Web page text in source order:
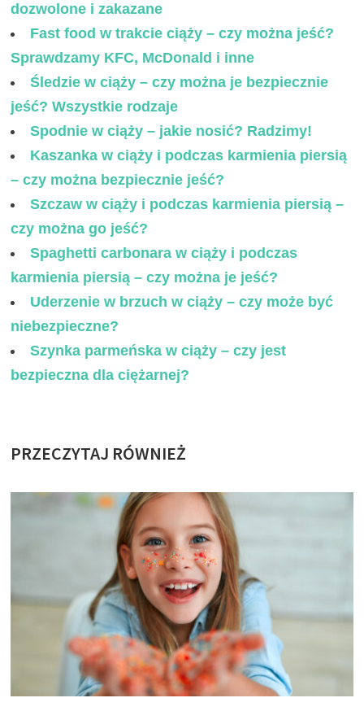
dozwolone i zakazane
Fast food w trakcie ciąży – czy można jeść?
Sprawdzamy KFC, McDonald i inne
Śledzie w ciąży – czy można je bezpiecznie
jeść? Wszystkie rodzaje
Spodnie w ciąży – jakie nosić? Radzimy!
Kaszanka w ciąży i podczas karmienia piersią
– czy można bezpiecznie jeść?
Szczaw w ciąży i podczas karmienia piersią –
czy można go jeść?
Spaghetti carbonara w ciąży i podczas
karmienia piersią – czy można je jeść?
Uderzenie w brzuch w ciąży – czy może być
niebezpieczne?
Szynka parmeńska w ciąży – czy jest
bezpieczna dla ciężarnej?
PRZECZYTAJ RÓWNIEŻ